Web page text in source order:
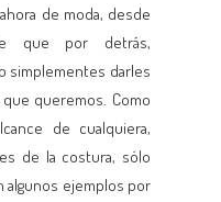
de moda, desde
que por detrás,
simplementes darles
queremos. Como
de cualquiera,
de la costura, sólo
algunos ejemplos por